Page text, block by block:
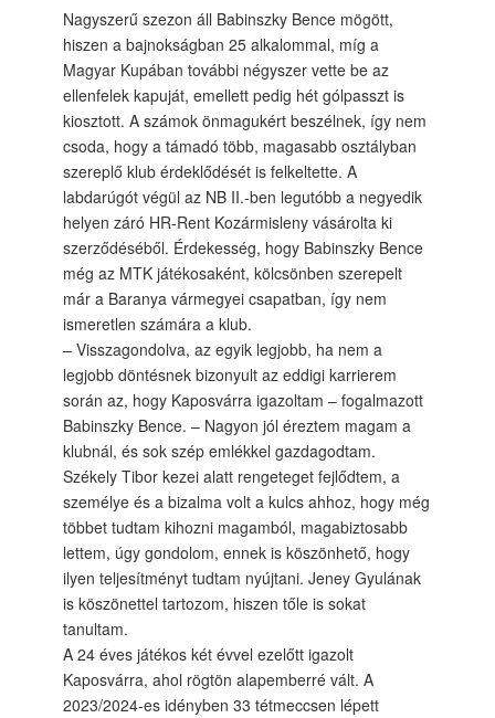
Nagyszerű szezon áll Babinszky Bence mögött,
hiszen a bajnokságban 25 alkalommal, míg a
Magyar Kupában további négyszer vette be az
ellenfelek kapuját, emellett pedig hét gólpasszt is
kiosztott. A számok önmagukért beszélnek, így nem
csoda, hogy a támadó több, magasabb osztályban
szereplő klub érdeklődését is felkeltette. A
labdarúgót végül az NB II.-ben legutóbb a negyedik
helyen záró HR-Rent Kozármisleny vásárolta ki
szerződéséből. Érdekesség, hogy Babinszky Bence
még az MTK játékosaként, kölcsönben szerepelt
már a Baranya vármegyei csapatban, így nem
ismeretlen számára a klub.
– Visszagondolva, az egyik legjobb, ha nem a
legjobb döntésnek bizonyult az eddigi karrierem
során az, hogy Kaposvárra igazoltam – fogalmazott
Babinszky Bence. – Nagyon jól éreztem magam a
klubnál, és sok szép emlékkel gazdagodtam.
Székely Tibor kezei alatt rengeteget fejlődtem, a
személye és a bizalma volt a kulcs ahhoz, hogy még
többet tudtam kihozni magamból, magabiztosabb
lettem, úgy gondolom, ennek is köszönhető, hogy
ilyen teljesítményt tudtam nyújtani. Jeney Gyulának
is köszönettel tartozom, hiszen tőle is sokat
tanultam.
A 24 éves játékos két évvel ezelőtt igazolt
Kaposvárra, ahol rögtön alapemberré vált. A
2023/2024-es idényben 33 tétmeccsen lépett